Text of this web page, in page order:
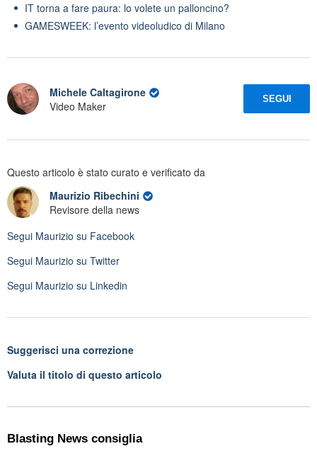
IT torna a fare paura: lo volete un palloncino?
GAMESWEEK: l’evento videoludico di Milano
Michele Caltagirone
Video Maker
SEGUI
Questo articolo è stato curato e verificato da
Maurizio Ribechini
Revisore della news
Segui Maurizio su Facebook
Segui Maurizio su Twitter
Segui Maurizio su Linkedin
Suggerisci una correzione
Valuta il titolo di questo articolo
Blasting News consiglia